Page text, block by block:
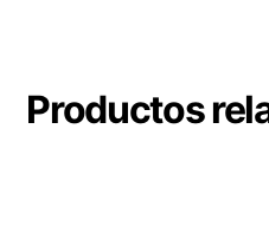
Productos